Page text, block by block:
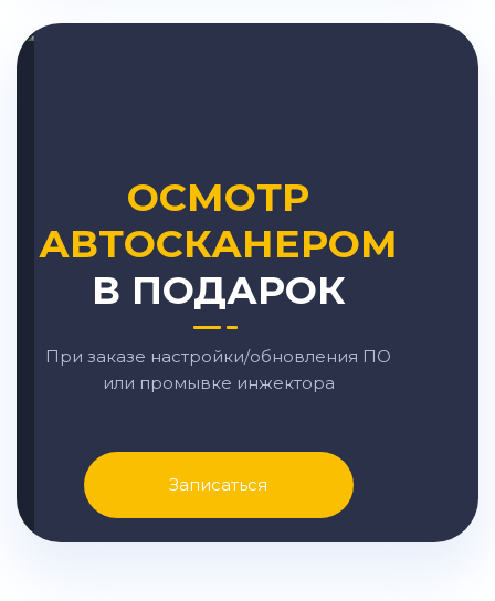
ОСМОТР
АВТОСКАНЕРОМ
В ПОДАРОК
При заказе настройки/обновления ПО
или промывке инжектора
Записаться